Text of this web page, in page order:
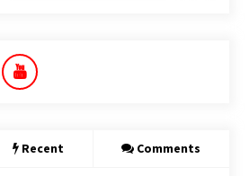
Recent Comments